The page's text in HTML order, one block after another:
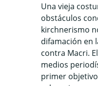
Una vieja
obstáculos
kirchnerismo
difamación en
contra Macri.
medios
primer